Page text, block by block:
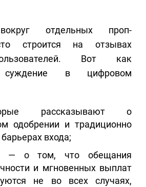
отдельных проп-
строится на отзывах
Вот как
суждение в цифровом
рассказывают о
одобрении и традиционно
входа;
— о том, что обещания
и мгновенных выплат
не во всех случаях,